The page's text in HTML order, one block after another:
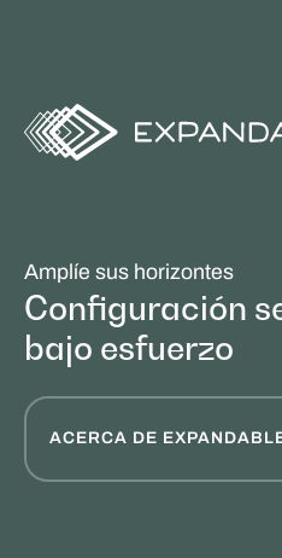
Amplíe sus horizontes
Configuración
bajo esfuerzo
ACERCA DE